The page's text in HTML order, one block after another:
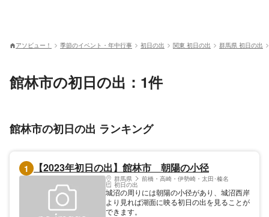
アソビュー！ 季節のイベント・年中行事 初日の出 関東 初日の出 群馬県 初日の出
館林市の初日の出：1件
館林市の初日の出 ランキング
1 【2023年初日の出】館林市 朝陽の小径
群馬県 前橋・高崎・伊勢崎・太田･榛名
初日の出
城沼の周りには朝陽の小径があり、城沼西岸
より見れば湖面に映る初日の出を見ることが
できます。